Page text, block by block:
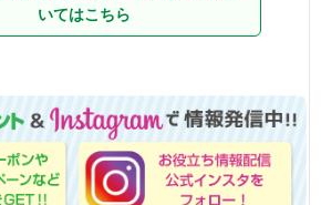
いてはこちら